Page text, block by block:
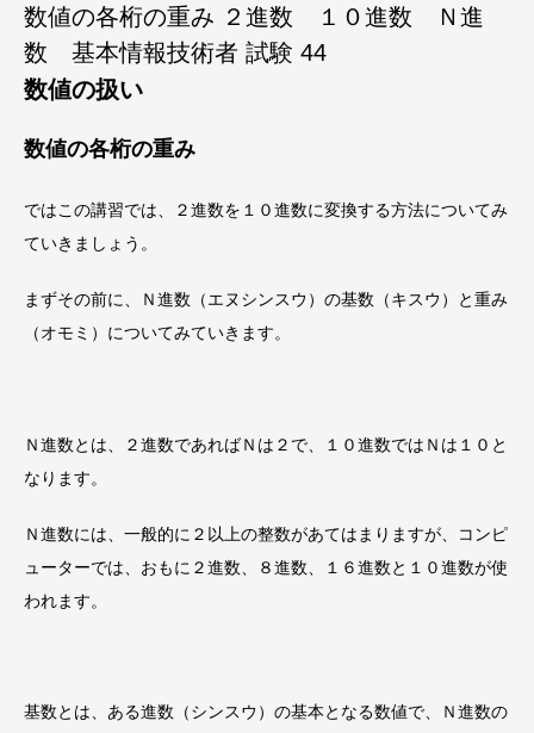
数値の各桁の重み ２進数 １０進数 Ｎ進
数 基本情報技術者 試験 44
数値の扱い
数値の各桁の重み
ではこの講習では、 ２進数を１０進数に変換する方法についてみ
ていきましょう。
まずその前に、Ｎ進数（エヌシンスウ）の基数（キスウ）と重み
（オモミ）についてみていきます。
Ｎ進数とは、２進数であればＮは２で、１０進数ではＮは１０ と
なります。
Ｎ進数には、一般的に２以上の整数があてはまりますが、
コンピ
ューターでは、おもに２進数、８進数、１６進数と１０進数が使
われます。
基数とは、ある進数（シンスウ）の基本となる数値で、Ｎ進数の